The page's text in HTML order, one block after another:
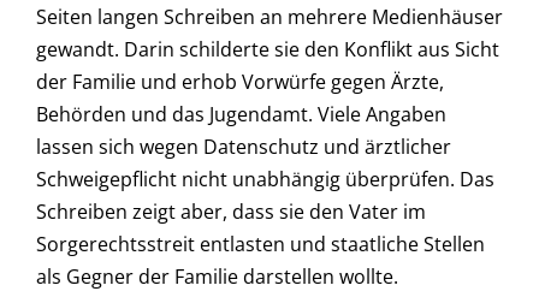
Seiten langen Schreiben an mehrere Medienhäuser
gewandt. Darin schilderte sie den Konflikt aus Sicht
der Familie und erhob Vorwürfe gegen Ärzte,
Behörden und das Jugendamt. Viele Angaben
lassen sich wegen Datenschutz und ärztlicher
Schweigepflicht nicht unabhängig überprüfen. Das
Schreiben zeigt aber, dass sie den Vater im
Sorgerechtsstreit entlasten und staatliche Stellen
als Gegner der Familie darstellen wollte.